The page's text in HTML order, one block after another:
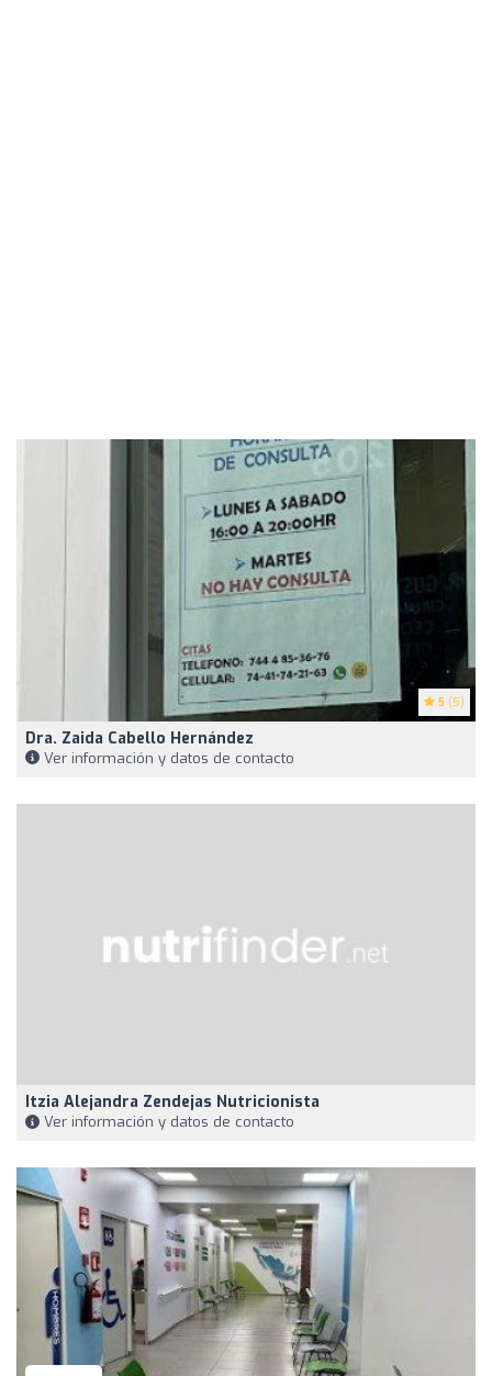
5 (5)
Dra. Zaida Cabello Hernández
Ver información y datos de contacto
Itzia Alejandra Zendejas Nutricionista
Ver información y datos de contacto